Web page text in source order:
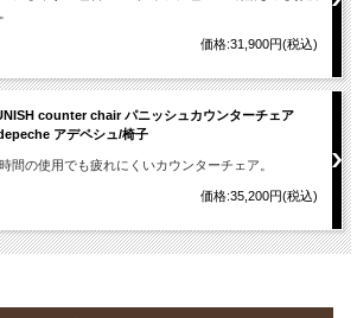
価格:31,900円(税込)
counter chair パニッシュカウンターチェア
アデペシュ/椅子
間の使用でも疲れにくいカウンターチェア。
価格:35,200円(税込)